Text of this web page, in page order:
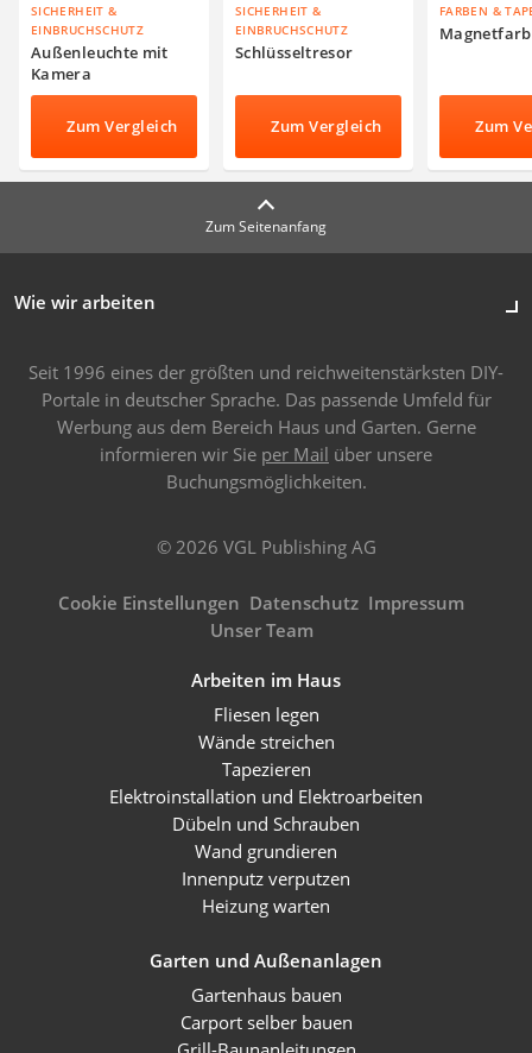
SICHERHEIT &
EINBRUCHSCHUTZ
Außenleuchte mit
Kamera
Zum Vergleich
SICHERHEIT &
EINBRUCHSCHUTZ
Schlüsseltresor
Zum Vergleich
FARBEN &
Zum
Zum Seitenanfang
Wie wir arbeiten
Seit 1996 eines der größten und reichweitenstärksten DIY-
Portale in deutscher Sprache. Das passende Umfeld für
Werbung aus dem Bereich Haus und Garten. Gerne
informieren wir Sie per Mail über unsere
Buchungsmöglichkeiten.
© 2026 VGL Publishing AG
Cookie Einstellungen Datenschutz Impressum
Unser Team
Arbeiten im Haus
Fliesen legen
Wände streichen
Tapezieren
Elektroinstallation und Elektroarbeiten
Dübeln und Schrauben
Wand grundieren
Innenputz verputzen
Heizung warten
Garten und Außenanlagen
Gartenhaus bauen
Carport selber bauen